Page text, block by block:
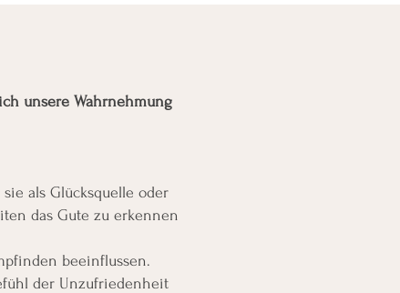
unsere Wahrnehmung
als Glücksquelle oder
das Gute zu erkennen
beeinflussen.
der Unzufriedenheit